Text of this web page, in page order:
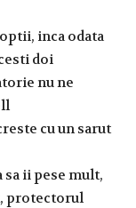
inca odata
doi
nu ne
cu un sarut
sa ii pese mult,
protectorul